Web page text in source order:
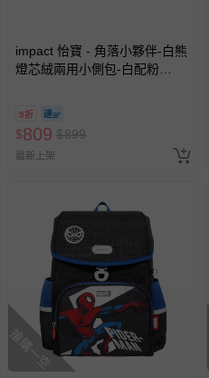
impact 怡寶 - 角落小夥伴-白熊
燈芯絨兩用小側包-白配粉
9折
$809 $899
最新上架
搶購一空